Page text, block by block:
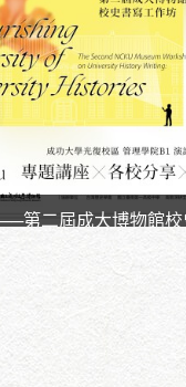
第二屆成大博物館校
學院 B1演講廳